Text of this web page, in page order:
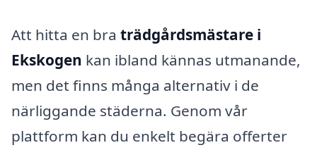
Att hitta en bra trädgårdsmästare i
Ekskogen kan ibland kännas utmanande,
men det finns många alternativ i de
närliggande städerna. Genom vår
plattform kan du enkelt begära offerter